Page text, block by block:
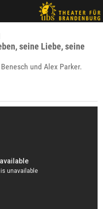
seine Liebe, seine
und Alex Parker.